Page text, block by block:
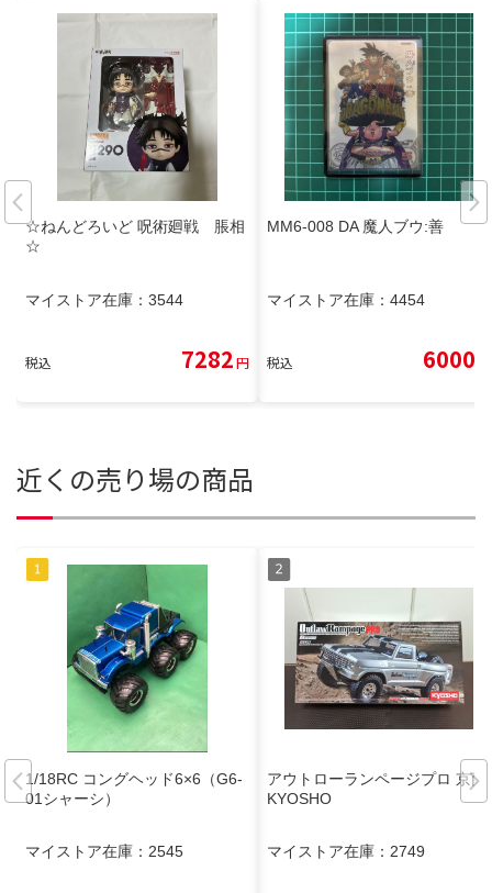
☆ねんどろいど 呪術廻戦 脹相
☆
マイストア在庫： 3544
税込 7282円
MM6-008 DA 魔人ブウ:善
マイストア在庫： 4454
税込 6000
近くの売り場の商品
1/18RC コングヘッド6×6（G6-
01シャーシ）
マイストア在庫： 2545
アウトローランページプロ 京商
KYOSHO
マイストア在庫： 2749